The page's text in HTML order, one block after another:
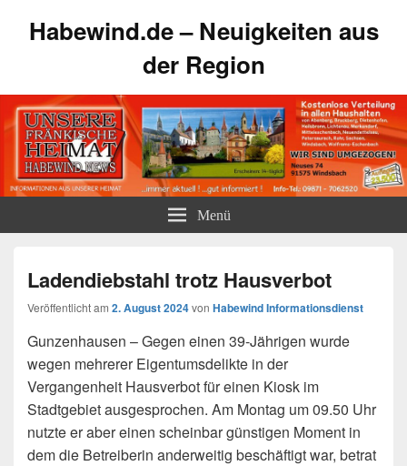
Habewind.de – Neuigkeiten aus
der Region
Menü
Ladendiebstahl trotz Hausverbot
Veröffentlicht am 2. August 2024von Habewind Informationsdienst
Gunzenhausen – Gegen einen 39-Jährigen wurde
wegen mehrerer Eigentumsdelikte in der
Vergangenheit Hausverbot für einen Kiosk im
Stadtgebiet ausgesprochen. Am Montag um 09.50 Uhr
nutzte er aber einen scheinbar günstigen Moment in
dem die Betreiberin anderweitig beschäftigt war, betrat